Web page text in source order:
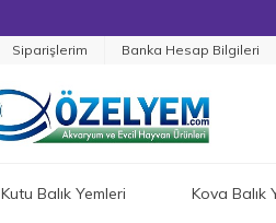
Siparişlerim Banka Hesap Bilgileri
Kutu Balık Yemleri Kova Balık